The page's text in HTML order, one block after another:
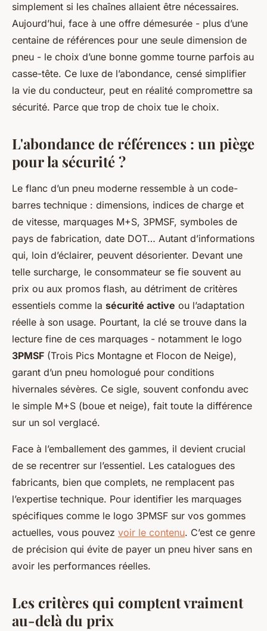
simplement si les chaînes allaient être nécessaires.
Aujourd’hui, face à une offre démesurée - plus d’une
centaine de références pour une seule dimension de
pneu - le choix d’une bonne gomme tourne parfois au
casse-tête. Ce luxe de l’abondance, censé simplifier
la vie du conducteur, peut en réalité compromettre sa
sécurité. Parce que trop de choix tue le choix.
L'abondance de références : un piège
pour la sécurité ?
Le flanc d’un pneu moderne ressemble à un code-
barres technique : dimensions, indices de charge et
de vitesse, marquages M+S, 3PMSF, symboles de
pays de fabrication, date DOT… Autant d’informations
qui, loin d’éclairer, peuvent désorienter. Devant une
telle surcharge, le consommateur se fie souvent au
prix ou aux promos flash, au détriment de critères
essentiels comme la sécurité active ou l’adaptation
réelle à son usage. Pourtant, la clé se trouve dans la
lecture fine de ces marquages - notamment le logo
3PMSF (Trois Pics Montagne et Flocon de Neige),
garant d’un pneu homologué pour conditions
hivernales sévères. Ce sigle, souvent confondu avec
le simple M+S (boue et neige), fait toute la différence
sur un sol verglacé.
Face à l’emballement des gammes, il devient crucial
de se recentrer sur l’essentiel. Les catalogues des
fabricants, bien que complets, ne remplacent pas
l’expertise technique. Pour identifier les marquages
spécifiques comme le logo 3PMSF sur vos gommes
actuelles, vous pouvez voir le contenu. C’est ce genre
de précision qui évite de payer un pneu hiver sans en
avoir les performances réelles.
Les critères qui comptent vraiment
au-delà du prix